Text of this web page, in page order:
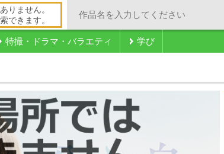
りません。
できます。
特撮・ドラマ・バラエティ 学び